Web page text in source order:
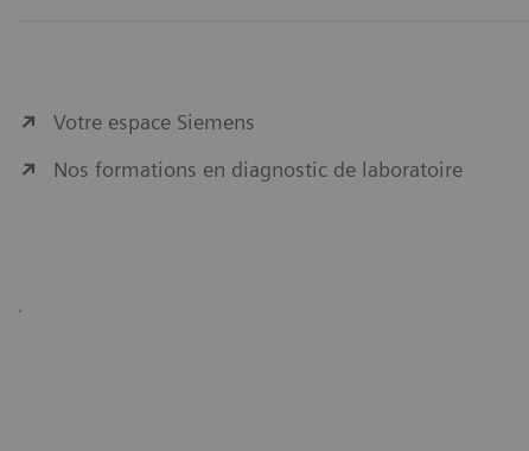
Votre espace Siemens
Nos formations en diagnostic de laboratoire
.